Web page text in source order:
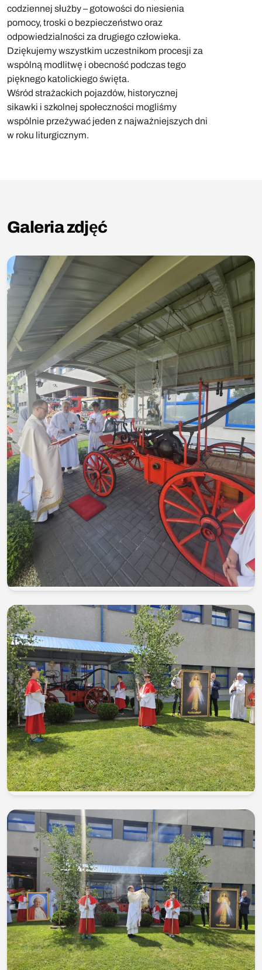
codziennej służby – gotowości do niesienia
pomocy, troski o bezpieczeństwo oraz
odpowiedzialności za drugiego człowieka.
Dziękujemy wszystkim uczestnikom procesji za
wspólną modlitwę i obecność podczas tego
pięknego katolickiego święta.
Wśród strażackich pojazdów, historycznej
sikawki i szkolnej społeczności mogliśmy
wspólnie przeżywać jeden z najważniejszych dni
w roku liturgicznym.
Galeria zdjęć